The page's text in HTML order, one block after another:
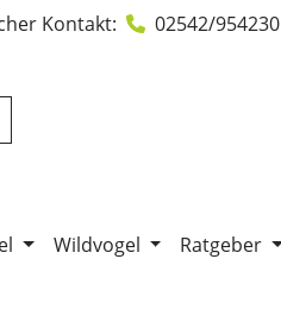
Kontakt: 02542/954230
Wildvogel Ratgeber